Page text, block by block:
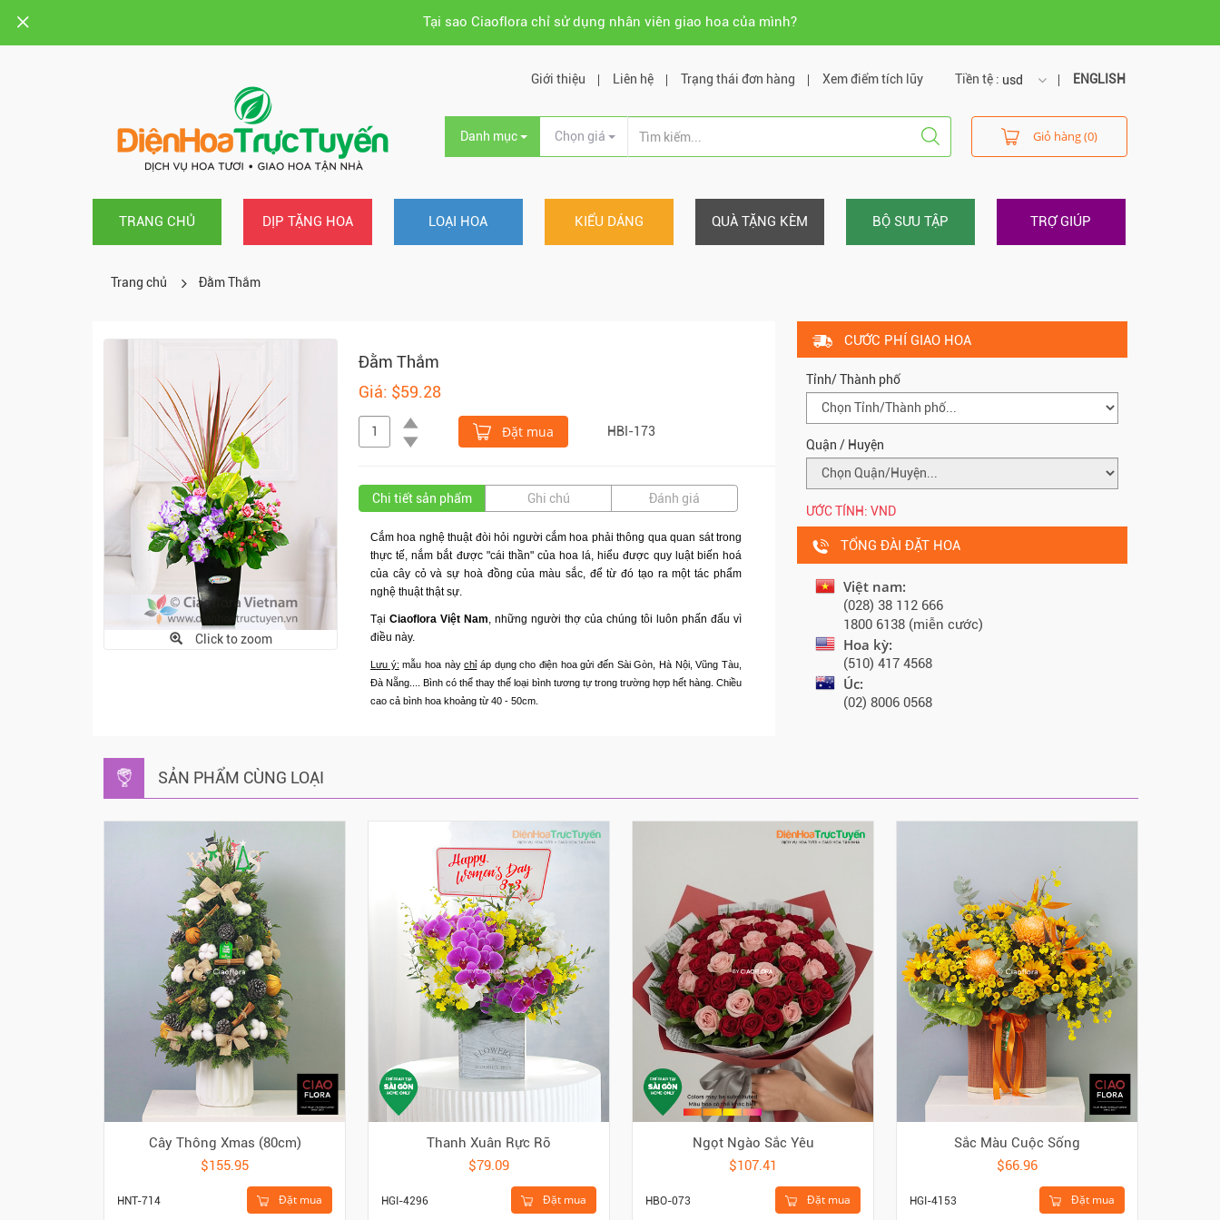
Tại sao Ciaoflora chỉ sử dụng nhân viên giao hoa của mình?
Tiền tệ : usd
usd
vnd
ENGLISH
Giới thiệu Liên hệ Trạng thái đơn hàng Xem điểm tích lũy
Danh mục Chọn giá Giỏ hàng (0)
TRANG CHỦ DỊP TẶNG HOA LOẠI HOA KIỂU DÁNG QUÀ TẶNG KÈM BỘ SƯU TẬP TRỢ GIÚP
Trang chủ Đằm Thắm
Click to zoom
Đằm Thắm
Giá: $59.28
Đặt mua HBI-173
Chi tiết sản phẩm Ghi chú Đánh giá
Cắm hoa nghệ thuật đòi hỏi người cắm hoa phải thông qua quan sát trong
thực tế, nắm bắt được "cái thần" của hoa lá, hiểu được quy luật biến hoá
của cây cỏ và sự hoà đồng của màu sắc, để từ đó tạo ra một tác phẩm
nghệ thuật thật sự.
Tại Ciaoflora Việt Nam , những người thợ của chúng tôi luôn phấn đấu vì
điều này.
Lưu ý: mẫu hoa nàychỉáp dụng cho điện hoa gửi đến Sài Gòn, Hà Nội, Vũng Tàu,
Đà Nẵng.... Bình có thể thay thế loại bình tương tự trong trường hợp hết hàng. Chiều
cao cả bình hoa khoảng từ 40 - 50cm.
CƯỚC PHÍ GIAO HOA
Tỉnh/ Thành phố
Quận / Huyện
ƯỚC TÍNH: VND
TỔNG ĐÀI ĐẶT HOA
Việt nam:
(028) 38 112 666
1800 6138 (miễn cước)
Hoa kỳ:
(510) 417 4568
Úc:
(02) 8006 0568
SẢN PHẨM CÙNG LOẠI
Cây Thông Xmas (80cm)
$155.95
Đặt mua
HNT-714
Thanh Xuân Rực Rỡ
$79.09
Đặt mua
HGI-4296
Ngọt Ngào Sắc Yêu
$107.41
Đặt mua
HBO-073
Sắc Màu Cuộc Sống
$66.96
Đặt mua
HGI-4153